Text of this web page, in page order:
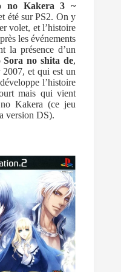
no Kakera 3 ~
été sur PS2. On y
volet, et l’histoire
les événements
la présence d’un
no shita de,
et qui est un
l’histoire
mais qui vient
Kakera (ce jeu
version DS).